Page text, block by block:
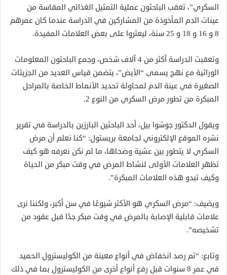
السكري”، تعقب الباحثون عملية التمثيل الغذائي المقاسة من
عينات الدم المأخوذة من المشاركين في الدراسة عندما كان عمرهم
8 و 16 و 18 و 25 سنة، ليعثروا على بعض العلامات المفيدة.
وتعقبت الدراسة أكثر من 4 آلاف شخص، وجمع الباحثون المعلومات
الوراثية مع نهج يسمى “الأيض”، يتضمن قياس العديد من الجزيئات
الصغيرة في عينة الدم لمحاولة تحديد الأنماط الخاصة بالمراحل
المبكرة من تطور مرض السكري من النوع 2.
ويقول الدكتور جوشوا بيل، أحد الباحثين البارزين بالدراسة في تقرير
نشره الموقع الإلكتروني لجامعة بريستول: “كنا نعلم أن مرض
السكري لا يتطور بين عشية وضحاها، ما لم نكن نعرفه هو كيف
تظهر العلامات الأولى لنشاط المرض في وقت مبكر من الحياة
وكيف تبدو هذه العلامات المبكرة”.
ويضيف: “مرض السكري هو الأكثر شيوعًا في سن أكبر، ولكننا نرى
علامات قابلية الإصابة بالمرض في وقت مبكر جدًا قبل عقود من
تشخيصه”.
وتابع: “تم رصد انخفاض في أنواع معينة من الكوليسترول الحميد
في عمر 8 سنوات قبل رفع أنواع أخرى من الكوليسترول بما في ذلك